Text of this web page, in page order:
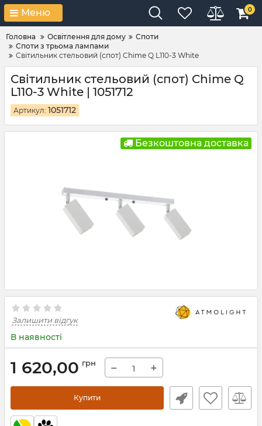
Меню 0
Головна Освітлення для дому
Споти
Споти з трьома лампами
Світильник стельовий (спот) Chime Q L110-3 White
Світильник стельовий (спот) Chime Q
L110-3 White | 1051712
Артикул: 1051712
Безкоштовна доставка
Залишити відгук
В наявності
1 620,00 грн − +
Купити